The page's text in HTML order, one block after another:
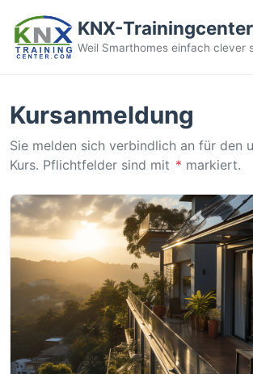
KNX-
Weil Smarthomes einfach clever
Kursanmeldung
Sie melden sich verbindlich an für den
Kurs. Pflichtfelder sind mit * markiert.